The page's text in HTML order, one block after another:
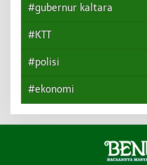
#gubernur kaltara
#KTT
#polisi
#ekonomi